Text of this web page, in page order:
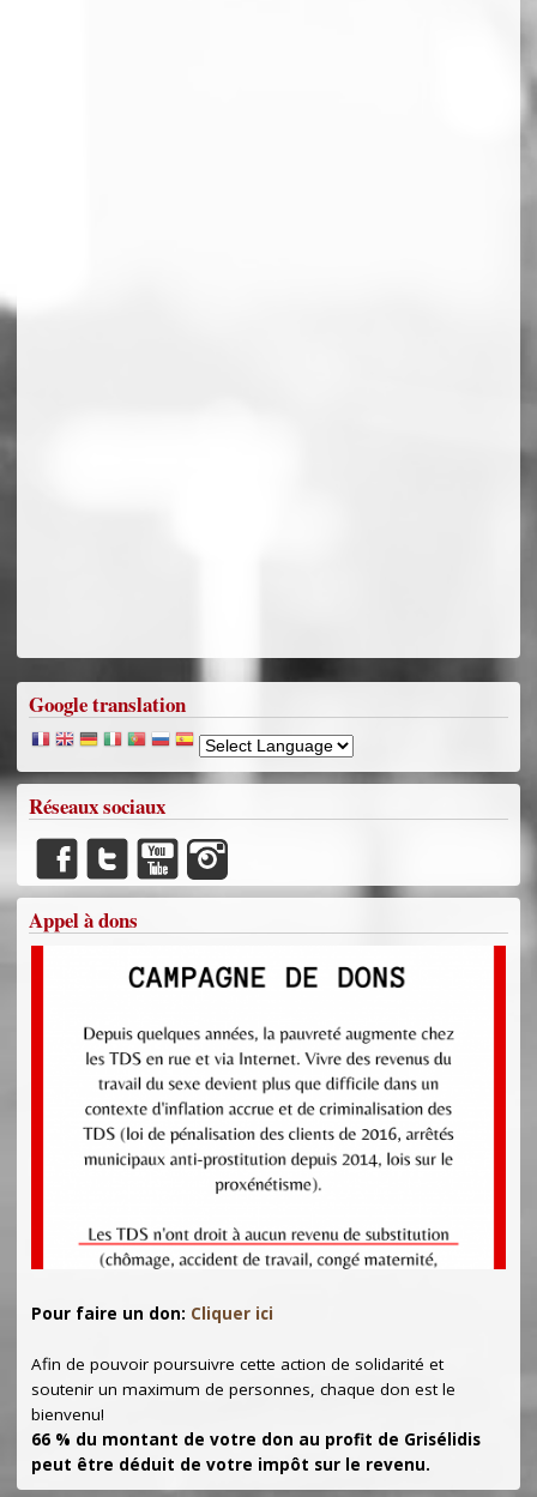
Google translation
Réseaux sociaux
Appel à dons
Pour faire un don: Cliquer ici
Afin de pouvoir poursuivre cette action de solidarité et
soutenir un maximum de personnes, chaque don est le
bienvenu!
66 % du montant de votre don au profit de Grisélidis
peut être déduit de votre impôt sur le revenu.